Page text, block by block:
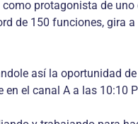
protagonista de
de 150 funciones, gira
así la oportunidad
en el canal A a las 10:10